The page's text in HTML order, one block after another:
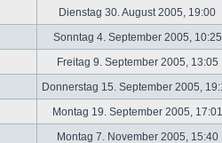
Dienstag 30. August 2005, 19:00
Sonntag 4. September 2005,
Freitag 9. September 2005, 13:05
Donnerstag 15. September 2005,
Montag 19. September 2005,
Montag 7. November 2005, 15:40